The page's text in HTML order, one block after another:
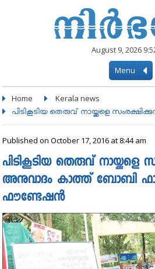
August 9, 2026
Menu
Home Kerala news
പിടികൂടിയ തെരുവ് നായ്ക്കളെ
Published on October 17, 2016 at 8:44 am
പിടികൂടിയ തെരുവ് നായ്ക്കളെ
അനുവാദം കാത്ത് ബോബി
ഫൗണ്ടേഷൻ